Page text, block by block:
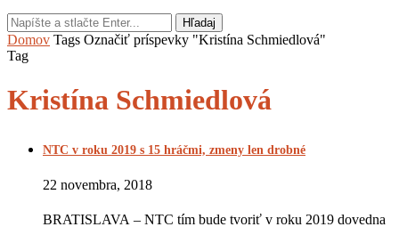
Hľadaj
Domov Tags Označiť príspevky "Kristína Schmiedlová"
Tag
Kristína Schmiedlová
NTC v roku 2019 s 15 hráčmi, zmeny len drobné
22 novembra, 2018
BRATISLAVA – NTC tím bude tvoriť v roku 2019 dovedna